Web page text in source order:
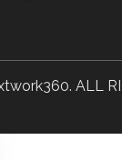
ALL